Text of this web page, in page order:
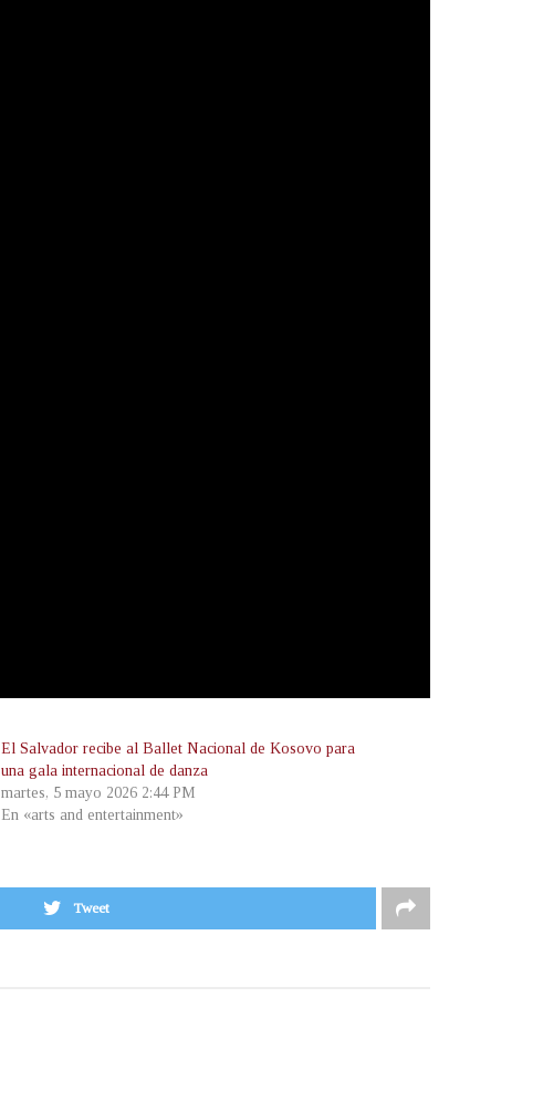
El Salvador recibe al Ballet Nacional de Kosovo para
una gala internacional de danza
martes, 5 mayo 2026 2:44 PM
En «arts and entertainment»
Tweet